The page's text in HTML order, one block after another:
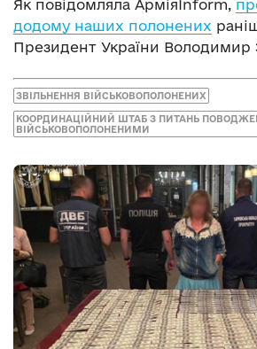
Як повідомляла АрміяInform,
додому наших полонених
Президент України Володимир
ЗВІЛЬНЕННЯ ВІЙСЬКОВОПОЛОНЕНИХ
КООРДИНАЦІЙНИЙ ШТАБ З ПИТАНЬ
ВІЙСЬКОВОПОЛОНЕНИМИ